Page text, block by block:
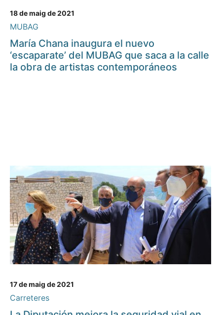
18 de maig de 2021
MUBAG
María Chana inaugura el nuevo
‘escaparate’ del MUBAG que saca a la calle
la obra de artistas contemporáneos
17 de maig de 2021
Carreteres